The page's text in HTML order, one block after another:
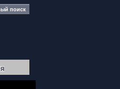
поиск